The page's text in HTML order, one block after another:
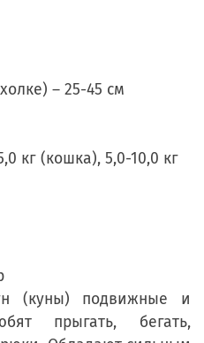
– 25-45 см
кг (кошка), 5,0-10,0 кг
(куны) подвижные и
прыгать, бегать,